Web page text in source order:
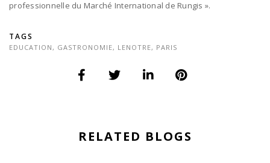
professionnelle du Marché International de Rungis ».
TAGS
EDUCATION, GASTRONOMIE, LENOTRE, PARIS
RELATED BLOGS